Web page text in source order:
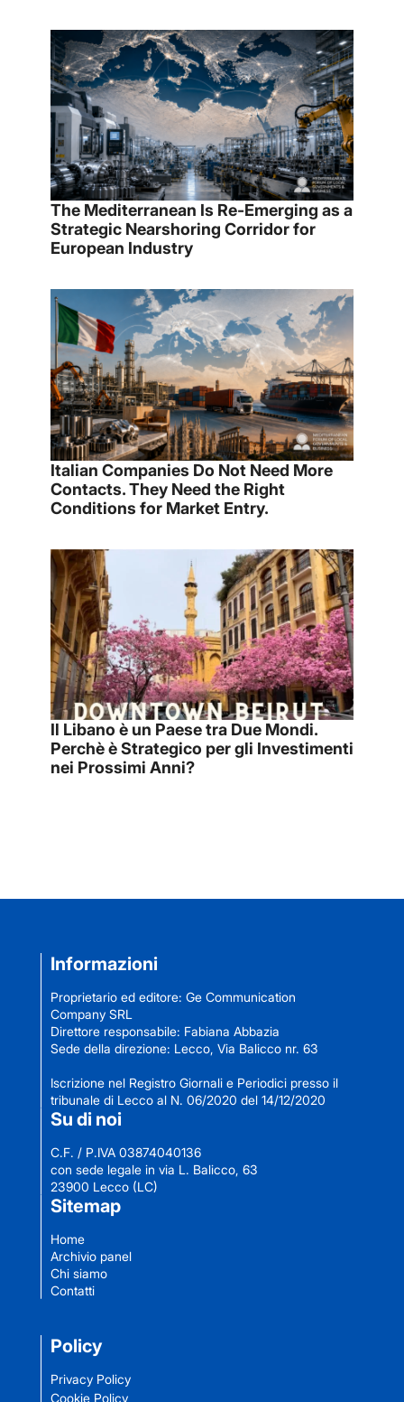
The Mediterranean Is Re-Emerging as a
Strategic Nearshoring Corridor for
European Industry
Italian Companies Do Not Need More
Contacts. They Need the Right
Conditions for Market Entry.
Il Libano è un Paese tra Due Mondi.
Perchè è Strategico per gli Investimenti
nei Prossimi Anni?
Informazioni
Proprietario ed editore: Ge Communication
Company SRL
Direttore responsabile: Fabiana Abbazia
Sede della direzione: Lecco, Via Balicco nr. 63
Iscrizione nel Registro Giornali e Periodici presso il
tribunale di Lecco al N. 06/2020 del 14/12/2020
Su di noi
C.F. / P.IVA 03874040136
con sede legale in via L. Balicco, 63
23900 Lecco (LC)
Sitemap
Home
Archivio panel
Chi siamo
Contatti
Policy
Privacy Policy
Cookie Policy